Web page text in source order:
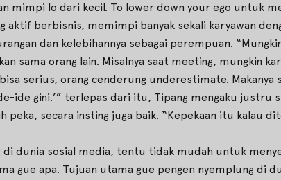
mimpi lo dari kecil. To lower down your ego untuk
aktif berbisnis, memimpi banyak sekali karyawan
dan kelebihannya sebagai perempuan.
sama orang lain. Misalnya saat meeting, mungkin
serius, orang cenderung underestimate. Makanya
ide gini.’” terlepas dari itu, Tipang mengaku
peka, secara insting juga baik. “Kepekaan itu kalau
di dunia sosial media, tentu tidak mudah untuk
gue apa. Tujuan utama gue pengen nyemplung di